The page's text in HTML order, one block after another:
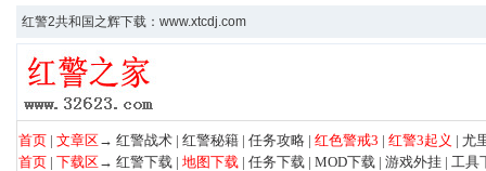
红警2共和国之辉下载：www.xtcdj.com
首页 | 文章区→ 红警战术 | 红警秘籍 | 任务攻略 | 红色警戒3 | 红警3起义 | 尤
首页 | 下载区→ 红警下载 | 地图下载 | 任务下载 | MOD下载 | 游戏外挂 | 工具